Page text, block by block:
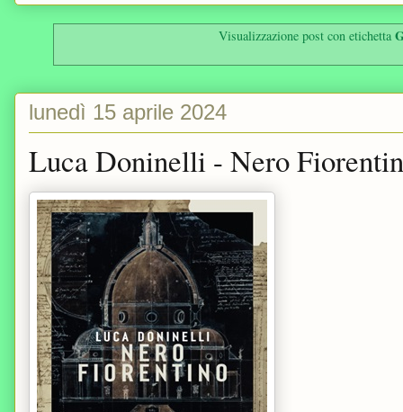
Visualizzazione post con etichetta
lunedì 15 aprile 2024
Luca Doninelli - Nero